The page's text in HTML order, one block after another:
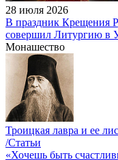
28 июля 2026
В праздник Крещения
совершил Литургию в
Монашество
Троицкая лавра и ее
/Статьи
«Хочешь быть